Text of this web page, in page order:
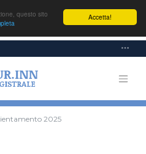
Accetta!
questo sito
2025